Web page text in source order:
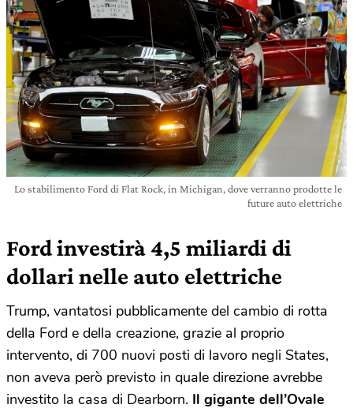
Lo stabilimento Ford di Flat Rock, in Michigan, dove verranno prodotte le
future auto elettriche
Ford investirà 4,5 miliardi di
dollari nelle auto elettriche
Trump, vantatosi pubblicamente del cambio di rotta
della Ford e della creazione, grazie al proprio
intervento, di 700 nuovi posti di lavoro negli States,
non aveva però previsto in quale direzione avrebbe
investito la casa di Dearborn. Il gigante dell’Ovale